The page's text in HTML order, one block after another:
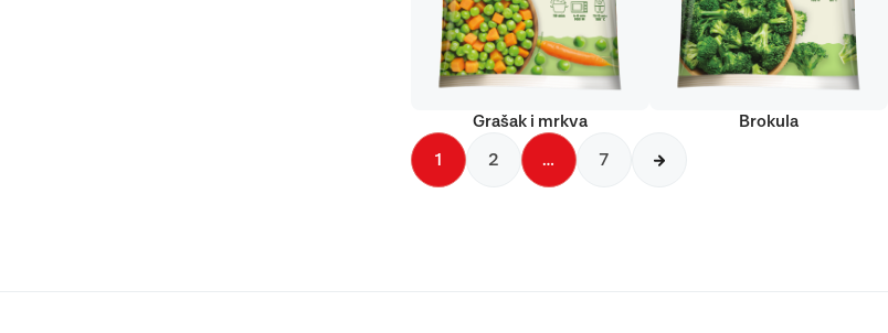
Grašak i mrkva Brokula
1 2 … 7